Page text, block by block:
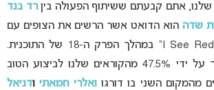
אתם קבעתם ששיתוף הפעולה ביןרד בנד
שדה הוא הדואט אשר הרשים את הצופים עם
ביצוע מצוין לשיר “I See Red” במהלך הפרק ה-18 של התוכנית.
שיתוף הפעולה נבחר על ידי 47.5% מהקוראים שלנו לביצוע הטוב
מהמקום השני בו דורגו ואלרי חמאתיו דניאל